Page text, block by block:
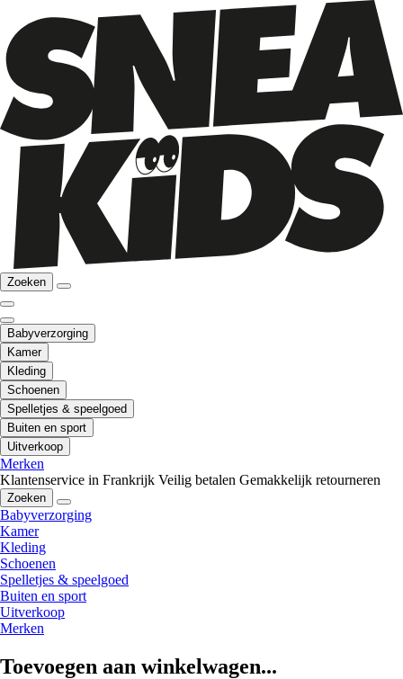
Zoeken
Babyverzorging
Kamer
Kleding
Schoenen
Spelletjes & speelgoed
Buiten en sport
Uitverkoop
Merken
Klantenservice in Frankrijk Veilig betalen Gemakkelijk retourneren
Zoeken
Babyverzorging
Kamer
Kleding
Schoenen
Spelletjes & speelgoed
Buiten en sport
Uitverkoop
Merken
Toevoegen aan winkelwagen...